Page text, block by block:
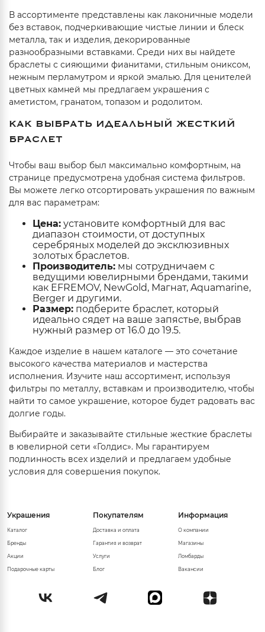
В ассортименте представлены как лаконичные модели
без вставок, подчеркивающие чистые линии и блеск
металла, так и изделия, декорированные
разнообразными вставками. Среди них вы найдете
браслеты с сияющими фианитами, стильным ониксом,
нежным перламутром и яркой эмалью. Для ценителей
цветных камней мы предлагаем украшения с
аметистом, гранатом, топазом и родолитом.
КАК ВЫБРАТЬ ИДЕАЛЬНЫЙ ЖЕСТКИЙ
БРАСЛЕТ
Чтобы ваш выбор был максимально комфортным, на
странице предусмотрена удобная система фильтров.
Вы можете легко отсортировать украшения по важным
для вас параметрам:
Цена: установите комфортный для вас
диапазон стоимости, от доступных
серебряных моделей до эксклюзивных
золотых браслетов.
Производитель: мы сотрудничаем с
ведущими ювелирными брендами, такими
как EFREMOV, NewGold, Магнат, Aquamarine,
Berger и другими.
Размер: подберите браслет, который
идеально сядет на ваше запястье, выбрав
нужный размер от 16.0 до 19.5.
Каждое изделие в нашем каталоге — это сочетание
высокого качества материалов и мастерства
исполнения. Изучите наш ассортимент, используя
фильтры по металлу, вставкам и производителю, чтобы
найти то самое украшение, которое будет радовать вас
долгие годы.
Выбирайте и заказывайте стильные жесткие браслеты
в ювелирной сети «Голдис». Мы гарантируем
подлинность всех изделий и предлагаем удобные
условия для совершения покупок.
Информация
О компании
Магазины
Ломбарды
Вакансии
Украшения
Каталог
Бренды
Акции
Подарочные карты
Покупателям
Доставка и оплата
Гарантия и возврат
Услуги
Блог